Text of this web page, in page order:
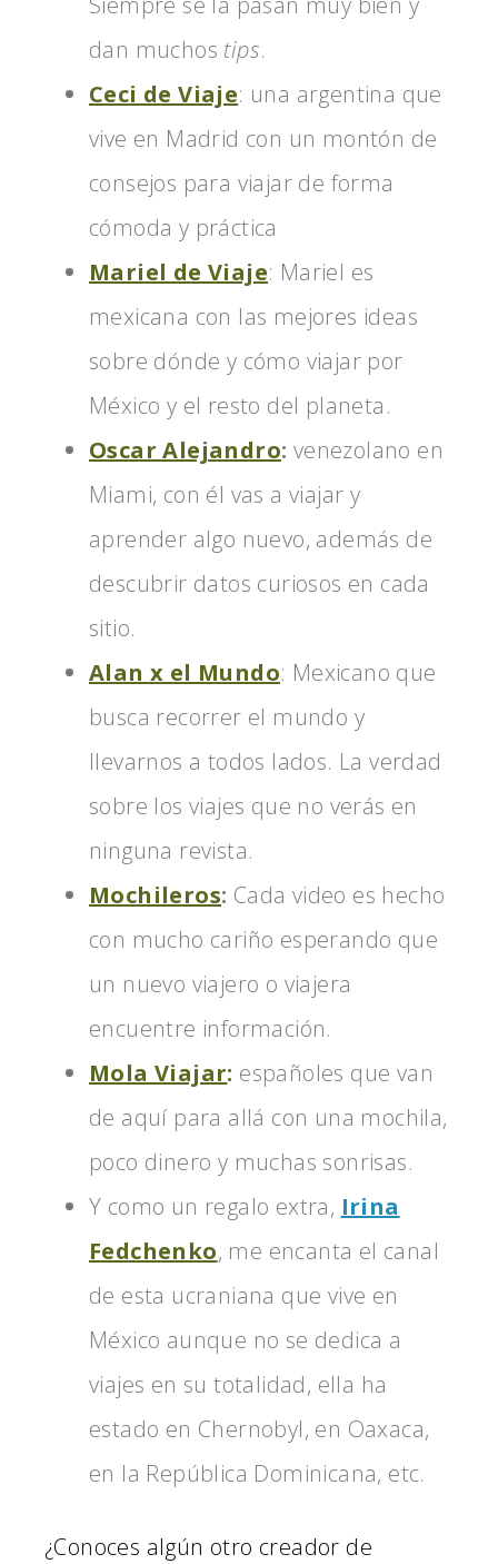
dan muchos tips.
Ceci de Viaje: una argentina que
vive en Madrid con un montón de
consejos para viajar de forma
cómoda y práctica
Mariel de Viaje: Mariel es
mexicana con las mejores ideas
sobre dónde y cómo viajar por
México y el resto del planeta.
Oscar Alejandro: venezolano en
Miami, con él vas a viajar y
aprender algo nuevo, además de
descubrir datos curiosos en cada
sitio.
Alan x el Mundo: Mexicano que
busca recorrer el mundo y
llevarnos a todos lados. La verdad
sobre los viajes que no verás en
ninguna revista.
Mochileros: Cada video es hecho
con mucho cariño esperando que
un nuevo viajero o viajera
encuentre información.
Mola Viajar: españoles que van
de aquí para allá con una mochila,
poco dinero y muchas sonrisas.
Y como un regalo extra, Irina
Fedchenko, me encanta el canal
de esta ucraniana que vive en
México aunque no se dedica a
viajes en su totalidad, ella ha
estado en Chernobyl, en Oaxaca,
en la República Dominicana, etc.
¿Conoces algún otro creador de